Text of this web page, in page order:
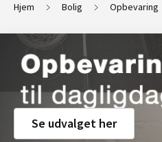
Hjem Bolig Opbevaring
Se udvalget her